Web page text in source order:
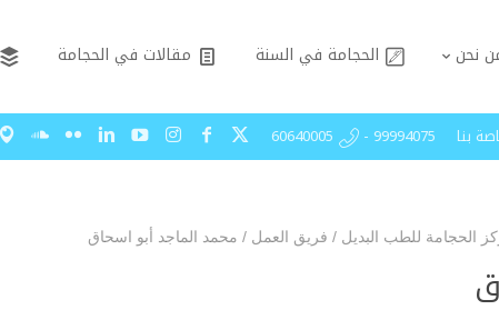
نحن الحجامة في السنة مقالات في الحجامة
بنا 99994075 - 60640005
الحجامة للطب البديل / فريق العمل / محمد الماجد أبو اسحاق